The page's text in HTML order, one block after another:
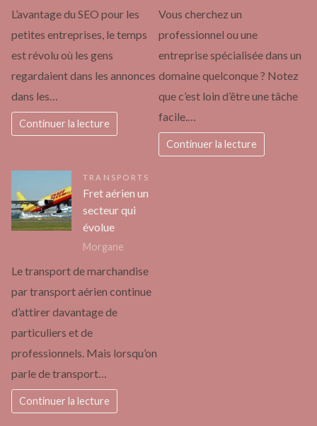
L’avantage du SEO pour les
petites entreprises, le temps
est révolu où les gens
regardaient dans les annonces
dans les…
Continuer la lecture
Vous cherchez un
professionnel ou une
entreprise spécialisée dans un
domaine quelconque ? Notez
que c’est loin d’être une tâche
facile.…
Continuer la lecture
TRANSPORTS
Fret aérien un
secteur qui
évolue
Morgane
Le transport de marchandise
par transport aérien continue
d’attirer davantage de
particuliers et de
professionnels. Mais lorsqu’on
parle de transport…
Continuer la lecture